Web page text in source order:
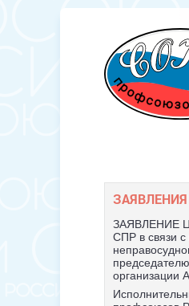
ЗАЯВЛЕНИЕ
СПР в связи
организации